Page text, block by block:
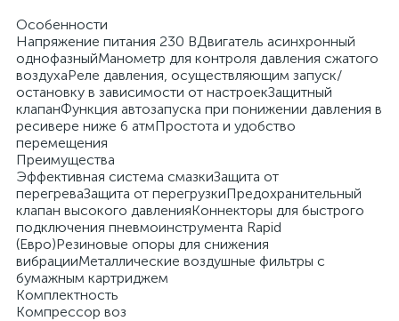
Особенности
Напряжение питания 230 ВДвигатель асинхронный
однофазныйМанометр для контроля давления сжатого
воздухаРеле давления, осуществляющим запуск/
остановку в зависимости от настроекЗащитный
клапанФункция автозапуска при понижении давления в
ресивере ниже 6 атмПростота и удобство
перемещения
Преимущества
Эффективная система смазкиЗащита от
перегреваЗащита от перегрузкиПредохранительный
клапан высокого давленияКоннекторы для быстрого
подключения пневмоинструмента Rapid
(Евро)Резиновые опоры для снижения
вибрацииМеталлические воздушные фильтры с
бумажным картриджем
Комплектность
Компрессор воз